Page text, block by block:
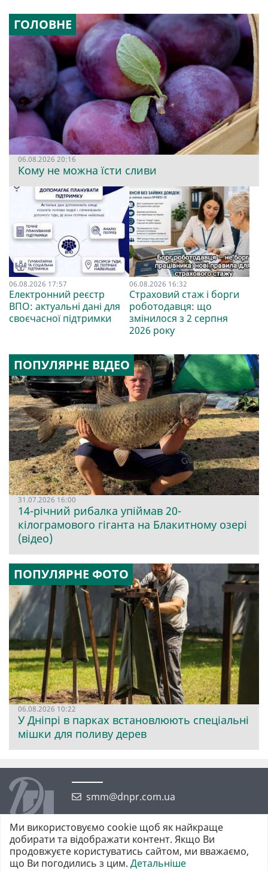
ГОЛОВНЕ
06.08.2026 20:16
Кому не можна їсти сливи
06.08.2026 17:57
Електронний реєстр
ВПО: актуальні дані для
своєчасної підтримки
06.08.2026 16:32
Страховий стаж і борги
роботодавця: що
змінилося з 2 серпня
2026 року
ПОПУЛЯРНЕ ВІДЕО
31.07.2026 16:00
14-річний рибалка упіймав 20-
кілограмового гіганта на Блакитному озері
(відео)
ПОПУЛЯРНЕ ФОТО
06.08.2026 10:22
У Дніпрі в парках встановлюють спеціальні
мішки для поливу дерев
smm@dnpr.com.ua
Ми використовуємо cookie щоб як найкраще
добирати та відображати контент. Якщо Ви
продовжуєте користуватись сайтом, ми вважаємо,
що Ви погодились з цим. Детальніше